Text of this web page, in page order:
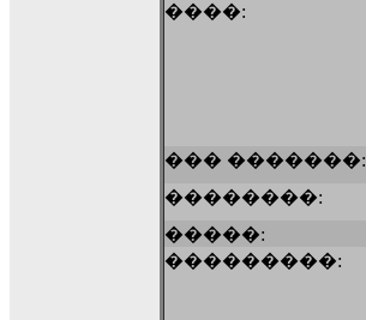
����:
��� �������:
��������:
�����:
���������: